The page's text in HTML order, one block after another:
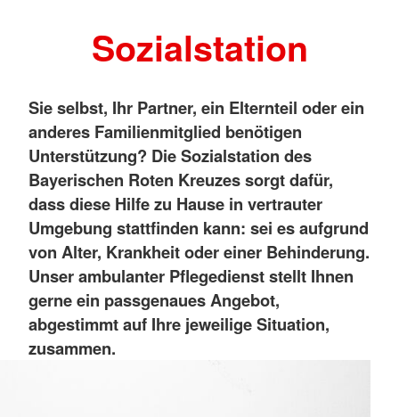
Sozialstation
Sie selbst, Ihr Partner, ein Elternteil oder ein
anderes Familienmitglied benötigen
Unterstützung? Die Sozialstation des
Bayerischen Roten Kreuzes sorgt dafür,
dass diese Hilfe zu Hause in vertrauter
Umgebung stattfinden kann: sei es aufgrund
von Alter, Krankheit oder einer Behinderung.
Unser ambulanter Pflegedienst stellt Ihnen
gerne ein passgenaues Angebot,
abgestimmt auf Ihre jeweilige Situation,
zusammen.